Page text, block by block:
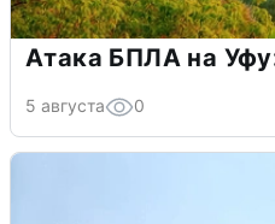
Атака БПЛА на
5 августа 0